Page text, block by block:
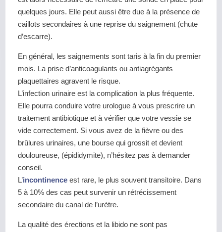
quelques jours. Elle peut aussi être due à la présence de
caillots secondaires à une reprise du saignement (chute
d’escarre).
En général, les saignements sont taris à la fin du premier
mois. La prise d’anticoagulants ou antiagrégants
plaquettaires agravent le risque.
L’infection urinaire est la complication la plus fréquente.
Elle pourra conduire votre urologue à vous prescrire un
traitement antibiotique et à vérifier que votre vessie se
vide correctement. Si vous avez de la fièvre ou des
brûlures urinaires, une bourse qui grossit et devient
douloureuse, (épididymite), n’hésitez pas à demander
conseil.
L’incontinence est rare, le plus souvent transitoire. Dans
5 à 10% des cas peut survenir un rétrécissement
secondaire du canal de l’urètre.
La qualité des érections et la libido ne sont pas